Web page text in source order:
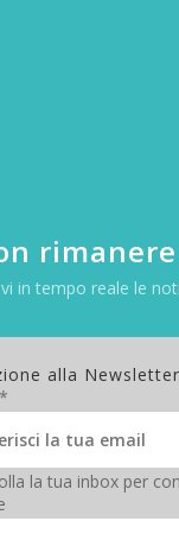
a-tecnologici e di
le fresatrici
raccontato di
la carta di
il presupposto
può essere
no…. mentre noi
perché i vantaggi
giudizi su valori e
mondo
A quanti
in tempo reale le
alla Newsletter
la tua inbox per